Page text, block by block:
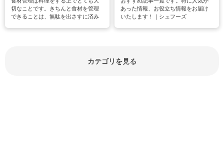
切なことです。きちんと食材を管理
できることは、無駄を出さすに済み
あった情報、お役立ち情報をお届け
いたします！｜シュフーズ
カテゴリを見る